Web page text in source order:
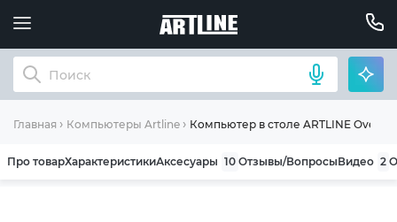
Главная Компьютеры Artline Компьютер в столе ARTLINE
Про товарХарактеристикиАксесуары 10 Отзывы/ВопросыВидео 2